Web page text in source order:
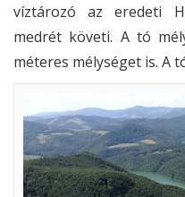
víztározó az eredeti
medrét követi. A tó
méteres mélységet is. A